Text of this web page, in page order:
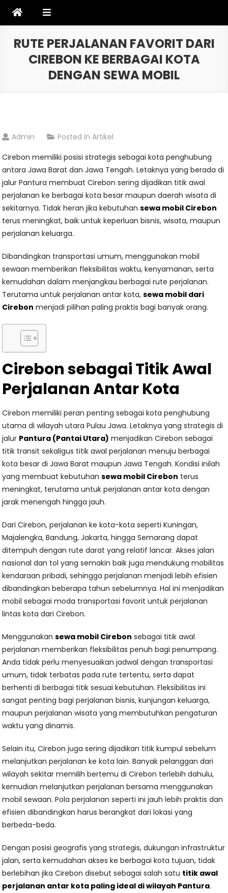
RUTE PERJALANAN FAVORIT DARI
CIREBON KE BERBAGAI KOTA
DENGAN SEWA MOBIL
Admin Posted InArtikel
Cirebon memiliki posisi strategis sebagai kota penghubung
antara Jawa Barat dan Jawa Tengah. Letaknya yang berada di
jalur Pantura membuat Cirebon sering dijadikan titik awal
perjalanan ke berbagai kota besar maupun daerah wisata di
sekitarnya. Tidak heran jika kebutuhansewa mobil Cirebon
terus meningkat, baik untuk keperluan bisnis, wisata, maupun
perjalanan keluarga.
Dibandingkan transportasi umum, menggunakan mobil
sewaan memberikan fleksibilitas waktu, kenyamanan, serta
kemudahan dalam menjangkau berbagai rute perjalanan.
Terutama untuk perjalanan antar kota,sewa mobil dari
Cirebon menjadi pilihan paling praktis bagi banyak orang.
Cirebon sebagai Titik Awal
Perjalanan Antar Kota
Cirebon memiliki peran penting sebagai kota penghubung
utama di wilayah utara Pulau Jawa. Letaknya yang strategis di
jalur Pantura (Pantai Utara) menjadikan Cirebon sebagai
titik transit sekaligus titik awal perjalanan menuju berbagai
kota besar di Jawa Barat maupun Jawa Tengah. Kondisi inilah
yang membuat kebutuhansewa mobil Cirebon terus
meningkat, terutama untuk perjalanan antar kota dengan
jarak menengah hingga jauh.
Dari Cirebon, perjalanan ke kota-kota seperti Kuningan,
Majalengka, Bandung, Jakarta, hingga Semarang dapat
ditempuh dengan rute darat yang relatif lancar. Akses jalan
nasional dan tol yang semakin baik juga mendukung mobilitas
kendaraan pribadi, sehingga perjalanan menjadi lebih efisien
dibandingkan beberapa tahun sebelumnya. Hal ini menjadikan
mobil sebagai moda transportasi favorit untuk perjalanan
lintas kota dari Cirebon.
Menggunakansewa mobil Cirebon sebagai titik awal
perjalanan memberikan fleksibilitas penuh bagi penumpang.
Anda tidak perlu menyesuaikan jadwal dengan transportasi
umum, tidak terbatas pada rute tertentu, serta dapat
berhenti di berbagai titik sesuai kebutuhan. Fleksibilitas ini
sangat penting bagi perjalanan bisnis, kunjungan keluarga,
maupun perjalanan wisata yang membutuhkan pengaturan
waktu yang dinamis.
Selain itu, Cirebon juga sering dijadikan titik kumpul sebelum
melanjutkan perjalanan ke kota lain. Banyak pelanggan dari
wilayah sekitar memilih bertemu di Cirebon terlebih dahulu,
kemudian melanjutkan perjalanan bersama menggunakan
mobil sewaan. Pola perjalanan seperti ini jauh lebih praktis dan
efisien dibandingkan harus berangkat dari lokasi yang
berbeda-beda.
Dengan posisi geografis yang strategis, dukungan infrastruktur
jalan, serta kemudahan akses ke berbagai kota tujuan, tidak
berlebihan jika Cirebon disebut sebagai salah satu titik awal
perjalanan antar kota paling ideal di wilayah Pantura.